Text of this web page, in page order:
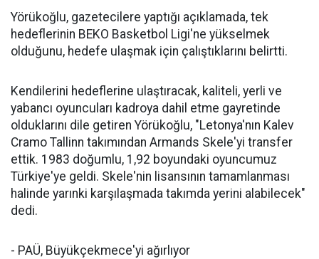
Yörükoğlu, gazetecilere yaptığı açıklamada, tek
hedeflerinin BEKO Basketbol Ligi'ne yükselmek
olduğunu, hedefe ulaşmak için çalıştıklarını belirtti.
Kendilerini hedeflerine ulaştıracak, kaliteli, yerli ve
yabancı oyuncuları kadroya dahil etme gayretinde
olduklarını dile getiren Yörükoğlu, "Letonya'nın Kalev
Cramo Tallinn takımından Armands Skele'yi transfer
ettik. 1983 doğumlu, 1,92 boyundaki oyuncumuz
Türkiye'ye geldi. Skele'nin lisansının tamamlanması
halinde yarınki karşılaşmada takımda yerini alabilecek"
dedi.
- PAÜ, Büyükçekmece'yi ağırlıyor